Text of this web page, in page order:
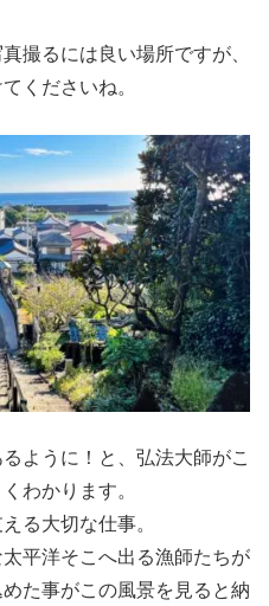
撮るには良い場所ですが、
くださいね。
ように！と、弘法大師がこ
わかります。
る大切な仕事。
平洋そこへ出る漁師たちが
た事がこの風景を見ると納